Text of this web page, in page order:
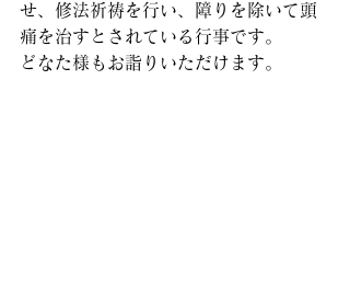
せ、修法祈祷を行い、障りを除いて頭
痛を治すとされている行事です。
どなた様もお詣りいただけます。